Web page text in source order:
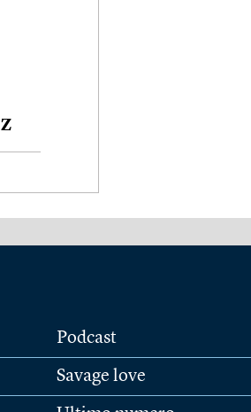
Z
Podcast
Savage love